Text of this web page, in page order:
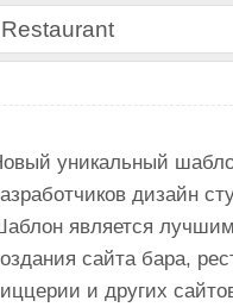
уникальный
дизайн
является
сайта бара,
и других